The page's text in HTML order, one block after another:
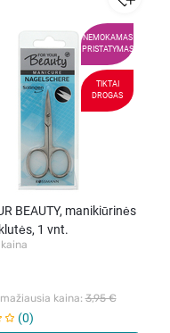
NEMOKAMAS
PRISTATYMAS
TIKTAI
DROGAS
BEAUTY, manikiūrinės
1 vnt.
kaina: 3,95 €
0